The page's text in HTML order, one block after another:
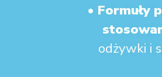
• Formuły
odżywki i